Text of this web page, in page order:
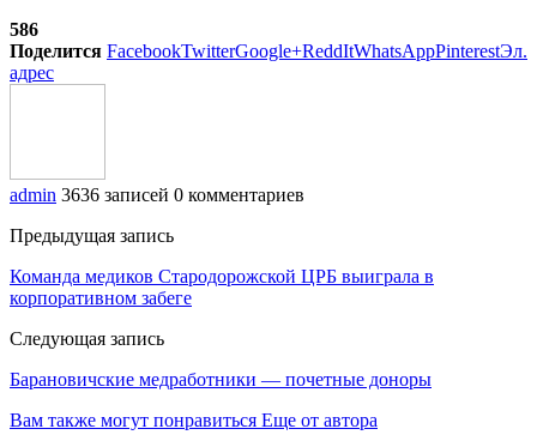
586
Поделится FacebookTwitterGoogle+ReddItWhatsAppPinterestЭл.
адрес
admin 3636 записей 0 комментариев
Предыдущая запись
Команда медиков Стародорожской ЦРБ выиграла в
корпоративном забеге
Следующая запись
Барановичские медработники — почетные доноры
Вам также могут понравиться Еще от автора